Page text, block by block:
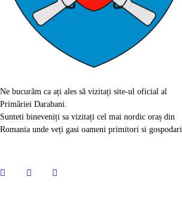
Ne bucurăm ca ați ales să vizitați site-ul oficial al
Primăriei Darabani.
Sunteti bineveniți sa vizitați cel mai nordic oraș din
Romania unde veți gasi oameni primitori si gospodari.